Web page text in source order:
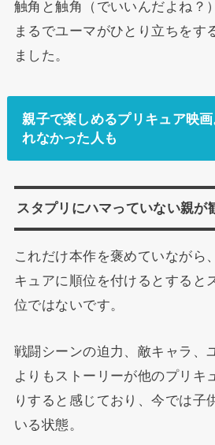
触角と触角（でいいんだよね？
まるでユーマがひとり立ちをす
ました。
親子で楽しめるプリキュア映
れなかった人も
スタプリにハマっていない親が
これだけ本作を褒めていながら
キュアに順位を付けるとすると
位ではないです。
戦闘シーンの迫力、敵キャラ、
よりもストーリーが他のプリキ
りすると感じており、今では子
いる状態。